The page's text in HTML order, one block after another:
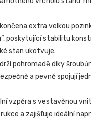
extra velkou
poskytující stabilitu
stan ukotvuje.
pohromadě díky
a pevně spojují
vzpěra s vestavěnou
a zajišťuje ideální